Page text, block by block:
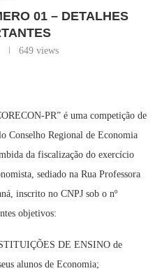
01 – DETALHES
649views
PR” é uma competição de
Conselho Regional de Economia
da fiscalização do exercício
sediado na Rua Professora
inscrito no CNPJ sob o nº
objetivos:
DE ENSINO de
alunos de Economia;